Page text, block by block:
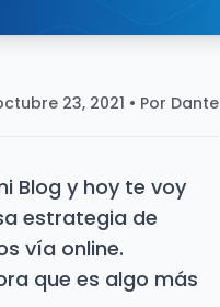
24/7
continuas
23, 2021 • Por Dante
Blog y hoy te voy
estrategia de
vía online.
que es algo más